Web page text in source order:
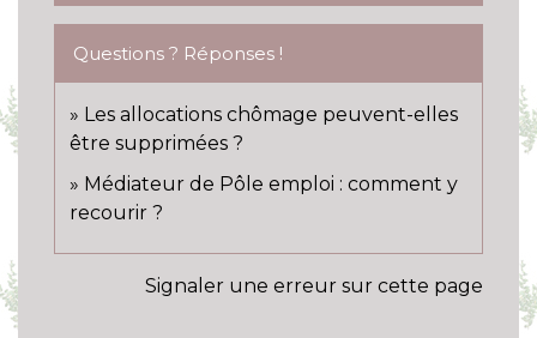
Questions ? Réponses !
Les allocations chômage peuvent-elles
être supprimées ?
Médiateur de Pôle emploi : comment y
recourir ?
Signaler une erreur sur cette page